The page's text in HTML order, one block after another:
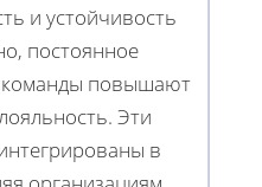
и устойчивость
постоянное
команды повышают
Эти
в